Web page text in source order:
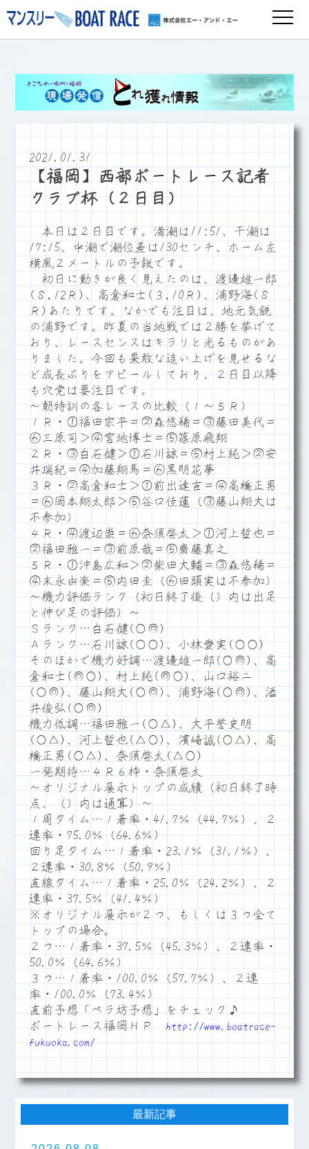
2021.01.31
【福岡】西部ボートレース記者
クラブ杯（２日目）
本日は２日目です。満潮は11:51、干潮は
17:15、中潮で潮位差は130センチ、ホーム左
横風２メートルの予報です。
初日に動きが良く見えたのは、渡邊雄一郎
(８,12Ｒ)、高倉和士(３,10Ｒ)、浦野海(８
Ｒ)あたりです。なかでも注目は、地元気鋭
の浦野です。昨夏の当地戦では２勝を挙げて
おり、レースセンスはキラリと光るものがあ
りました。今回も果敢な追い上げを見せるな
ど成長ぶりをアピールしており、２日目以降
も穴党は要注目です。
～朝特訓の各レースの比較（１～５Ｒ）
１Ｒ・①福田宗平＝②森悠稀＝③藤田美代＝
⑥三原司＞④宮地博士＝⑤篠原飛翔
２Ｒ・③白石健＞①石川諒＝⑤村上純＞②安
井瑞紀＝④加藤翔馬＝⑥黒明花夢
３Ｒ・②高倉和士＞①前出達吉＝④高橋正男
＝⑥岡本翔太郎＞⑤谷口佳蓮（③藤山翔大は
不参加）
４Ｒ・④渡辺崇＝⑥奈須啓太＞①河上哲也＝
②福田雅一＝③前原哉＝⑤齋藤真之
５Ｒ・①沖島広和＞②柴田大輔＝③森悠稀＝
④末永由楽＝⑤内田圭（⑥田頭実は不参加）
～機力評価ランク（初日終了後（）内は出足
と伸び足の評価）～
Ｓランク…白石健(○◎)
Ａランク…石川諒(○○)、小林愛実(○○)
そのほかで機力好調…渡邊雄一郎(○◎)、高
倉和士(◎○)、村上純(◎○)、山口裕二
(○◎)、藤山翔大(○◎)、浦野海(○◎)、酒
井俊弘(○◎)
機力低調…福田雅一(○△)、大平誉史明
(○△)、河上哲也(△○)、濱崎誠(○△)、高
橋正男(○△)、奈須啓太(△○)
一発期待…４Ｒ６枠・奈須啓太
～オリジナル展示トップの成績（初日終了時
点、（）内は通算）～
１周タイム…１着率・41.7％（44.7％）、２
連率・75.0％（64.6％）
回り足タイム…１着率・23.1％（31.1％）、
２連率・30.8％（50.9％）
直線タイム…１着率・25.0％（24.2％）、２
連率・37.5％（41.4％）
※オリジナル展示が２つ、もしくは３つ全て
トップの場合。
２つ…１着率・37.5％（45.3％）、２連率・
50.0％（64.6％）
３つ…１着率・100.0％（57.7％）、２連
率・100.0％（73.4％）
直前予想「ペラ坊予想」をチェック♪
ボートレース福岡ＨＰ http://www.boatrace-
fukuoka.com/
最新記事